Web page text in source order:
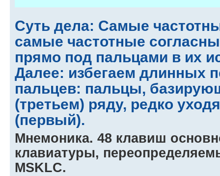
Суть дела: Самые
самые частотные
прямо под пальцами в их
Далее: избегаем длинных
пальцев: пальцы,
(третьем) ряду, редко
(первый).
Мнемоника. 48 клавиш
клавиатуры,
MSKLC.